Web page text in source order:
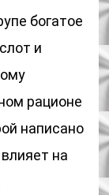
богатое
и
рационе
написано
на